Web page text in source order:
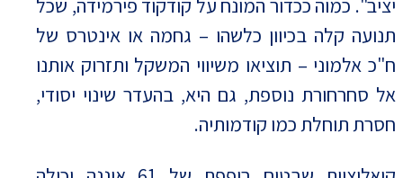
יציב". כמוה ככדור המונח על קודקוד פירמידה, שכל
תנועה קלה בכיוון כלשהו – גחמה או אינטרס של
ח"כ אלמוני – תוציאו משיווי המשקל ותזרוק אותנו
אל סחרחורת נוספת, גם היא, בהעדר שינוי יסודי,
חסרת תוחלת כמו קודמותיה.